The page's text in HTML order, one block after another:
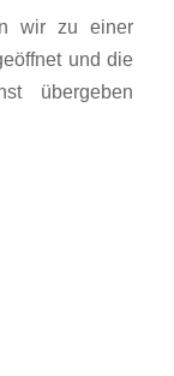
wir zu einer
und die
übergeben